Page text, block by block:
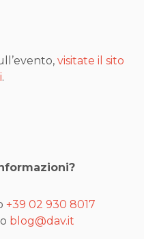
visitate il sito
.
?
+39 02 930 8017
blog@dav.it